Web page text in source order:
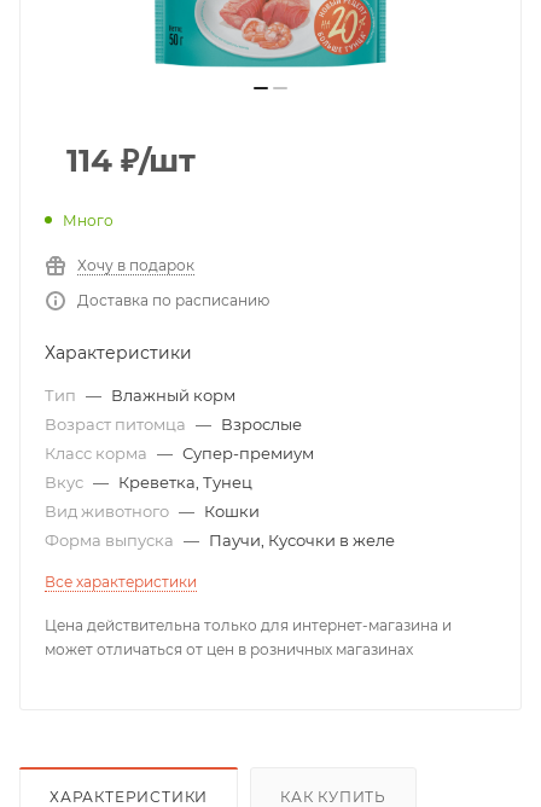
114 ₽/шт
Много
Хочу в подарок
Доставка по расписанию
Характеристики
Тип — Влажный корм
Возраст питомца — Взрослые
Класс корма — Супер-премиум
Вкус — Креветка, Тунец
Вид животного — Кошки
Форма выпуска — Паучи, Кусочки в желе
Все характеристики
Цена действительна только для интернет-магазина и
может отличаться от цен в розничных магазинах
ХАРАКТЕРИСТИКИ КАК КУПИТЬ